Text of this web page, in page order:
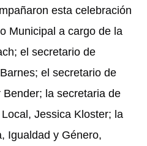
esta celebración
Municipal a cargo de la
el secretario de
el secretario de
la secretaria de
Jessica Kloster; la
Igualdad y Género,